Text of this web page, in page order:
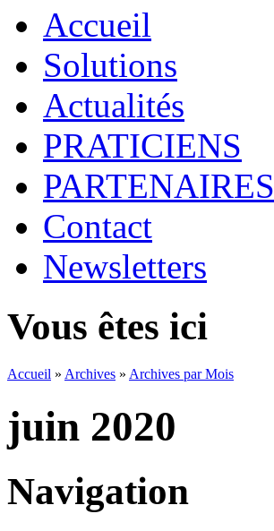
Accueil
Solutions
Actualités
PRATICIENS
PARTENAIRES
Contact
Newsletters
Vous êtes ici
Accueil » Archives » Archives par Mois
juin 2020
Navigation